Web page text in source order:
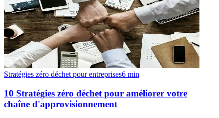
Stratégies zéro déchet pour entreprises6 min
10 Stratégies zéro déchet pour améliorer votre
chaîne d'approvisionnement